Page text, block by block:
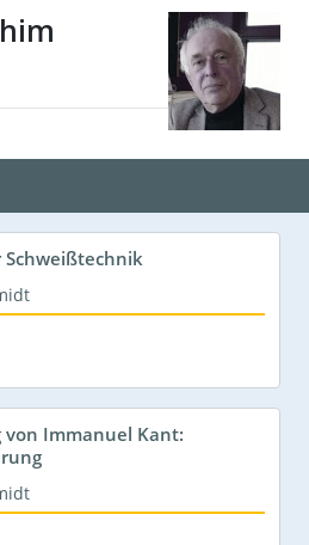
von Immanuel Kant: